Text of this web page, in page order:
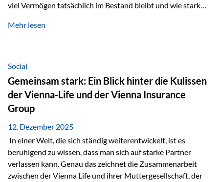
viel Vermögen tatsächlich im Bestand bleibt und wie stark
Beispiel verdeutlicht diese Wirkung besonders deutlich.
hinzukommen, spielt nicht nur die Rendite eine Rolle. Auch
steuerliche Effekte haben einen erheblichen Einfluss auf…
Mehr lesen
Social
Gemeinsam stark: Ein Blick hinter die Kulissen
der Vienna-Life und der Vienna Insurance
Group
12. Dezember 2025
In einer Welt, die sich ständig weiterentwickelt, ist es
beruhigend zu wissen, dass man sich auf starke Partner
verlassen kann. Genau das zeichnet die Zusammenarbeit
zwischen der Vienna Life und ihrer Muttergesellschaft, der